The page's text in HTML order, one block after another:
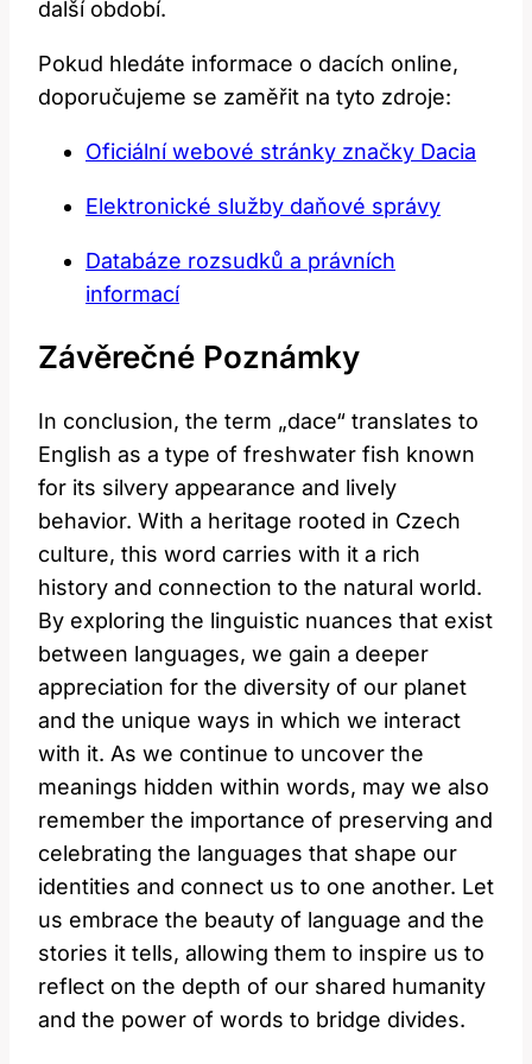
další období.
Pokud hledáte informace o dacích online,
doporučujeme se zaměřit na tyto zdroje:
Oficiální webové stránky značky Dacia
Elektronické služby daňové správy
Databáze rozsudků a právních
informací
Závěrečné Poznámky
In conclusion, the term „dace“ translates to
English as a type of freshwater fish known
for its silvery appearance and lively
behavior. With a heritage rooted in Czech
culture, this word carries with it a rich
history and connection to the natural world.
By exploring the linguistic nuances that exist
between languages, we gain a deeper
appreciation for the diversity of our planet
and the unique ways in which we interact
with it. As we continue to uncover the
meanings hidden within words, may we also
remember the importance of preserving and
celebrating the languages that shape our
identities and connect us to one another. Let
us embrace the beauty of language and the
stories it tells, allowing them to inspire us to
reflect on the depth of our shared humanity
and the power of words to bridge divides.